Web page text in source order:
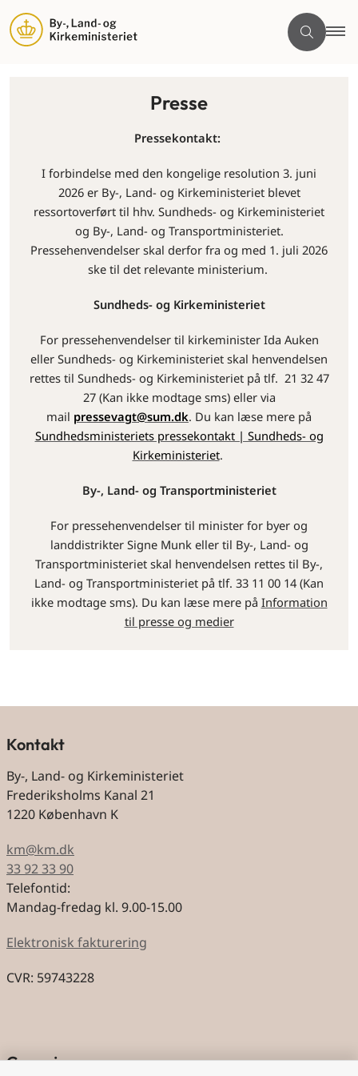
Presse
Pressekontakt:
I forbindelse med den kongelige resolution 3. juni
2026 er By-, Land- og Kirkeministeriet blevet
ressortoverført til hhv. Sundheds- og Kirkeministeriet
og By-, Land- og Transportministeriet.
Pressehenvendelser skal derfor fra og med 1. juli 2026
ske til det relevante ministerium.
Sundheds- og Kirkeministeriet
For pressehenvendelser til kirkeminister Ida Auken
eller Sundheds- og Kirkeministeriet skal henvendelsen
rettes til Sundheds- og Kirkeministeriet på tlf. 21 32 47
27 (Kan ikke modtage sms) eller via
mail pressevagt@sum.dk. Du kan læse mere på
Sundhedsministeriets pressekontakt | Sundheds- og
Kirkeministeriet.
By-, Land- og Transportministeriet
For pressehenvendelser til minister for byer og
landdistrikter Signe Munk eller til By-, Land- og
Transportministeriet skal henvendelsen rettes til By-,
Land- og Transportministeriet på tlf. 33 11 00 14 (Kan
ikke modtage sms). Du kan læse mere på Information
til presse og medier
Kontakt
By-, Land- og Kirkeministeriet
Frederiksholms Kanal 21
1220 København K
km@km.dk
33 92 33 90
Telefontid:
Mandag-fredag kl. 9.00-15.00
Elektronisk fakturering
CVR: 59743228
Genveje